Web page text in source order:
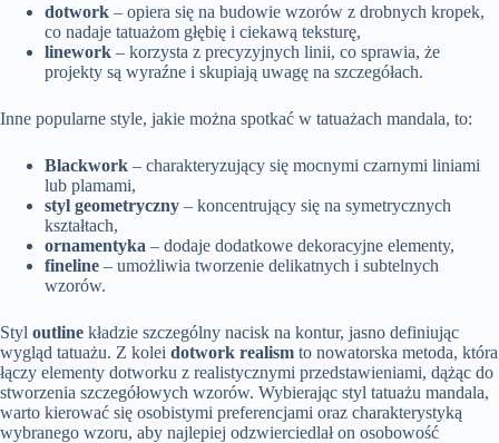
dotwork – opiera się na budowie wzorów z drobnych kropek,
co nadaje tatuażom głębię i ciekawą teksturę,
linework – korzysta z precyzyjnych linii, co sprawia, że
projekty są wyraźne i skupiają uwagę na szczegółach.
Inne popularne style, jakie można spotkać w tatuażach mandala, to:
Blackwork – charakteryzujący się mocnymi czarnymi liniami
lub plamami,
styl geometryczny – koncentrujący się na symetrycznych
kształtach,
ornamentyka – dodaje dodatkowe dekoracyjne elementy,
fineline – umożliwia tworzenie delikatnych i subtelnych
wzorów.
Styl outline kładzie szczególny nacisk na kontur, jasno definiując
wygląd tatuażu. Z kolei dotwork realism to nowatorska metoda, która
łączy elementy dotworku z realistycznymi przedstawieniami, dążąc do
stworzenia szczegółowych wzorów. Wybierając styl tatuażu mandala,
warto kierować się osobistymi preferencjami oraz charakterystyką
wybranego wzoru, aby najlepiej odzwierciedlał on osobowość